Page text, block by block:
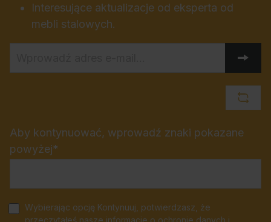
Interesujące aktualizacje od eksperta od
mebli stalowych.
Aby kontynuować, wprowadź znaki pokazane
powyżej*
Wybierając opcję Kontynuuj, potwierdzasz, że
przeczytałeś nasze informacje o ochronie danych i